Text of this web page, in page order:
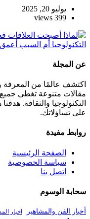
يوليو 20, 2025
399 views
عن المجلة
اكتشف عالمًا من المعرفة
مقالات متنوعة تغطي
التكنولوجيا والثقافة.
على تساؤلاتك.
روابط مفيدة
الصفحة الرئيسية
سياسة الخصوصية
اتصل بنا
سحابة الوسوم
أخبار الفن والمشاهير اخبار